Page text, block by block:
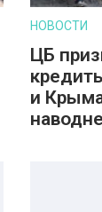
НОВОСТИ
ЦБ
и